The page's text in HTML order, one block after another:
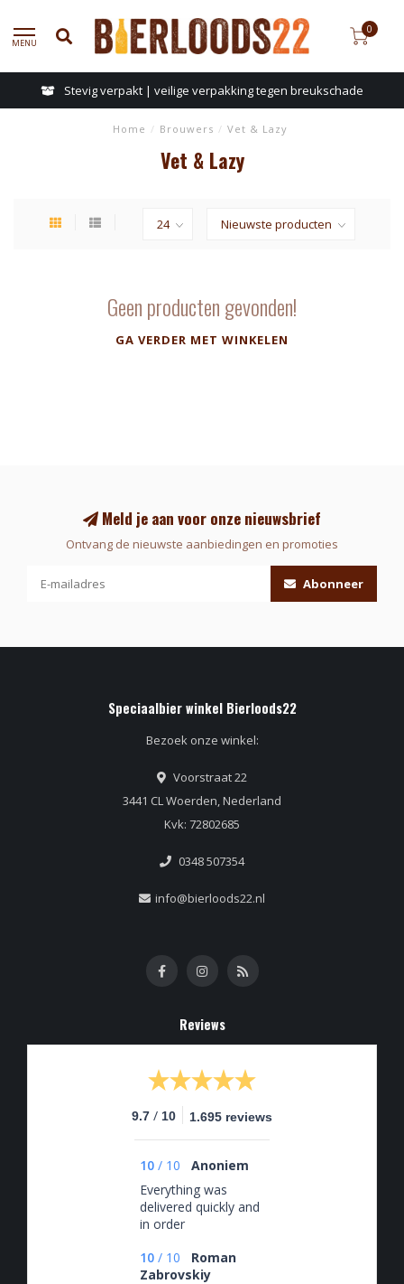
MENU
0
Stevig verpakt | veilige verpakking tegen breukschade
Home / Brouwers / Vet & Lazy
Vet & Lazy
Geen producten gevonden!
GA VERDER MET WINKELEN
Meld je aan voor onze nieuwsbrief
Ontvang de nieuwste aanbiedingen en promoties
Abonneer
Speciaalbier winkel Bierloods22
Bezoek onze winkel:
Voorstraat 22
3441 CL Woerden, Nederland
Kvk: 72802685
0348 507354
info@bierloods22.nl
Reviews
9.7 / 10 1.695 reviews
10 / 10
Anoniem
Everything was
delivered quickly and
in order
10 / 10
Roman
Zabrovskiy